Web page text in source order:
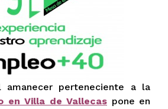
amanecer perteneciente a la
en Villa de Vallecas pone en